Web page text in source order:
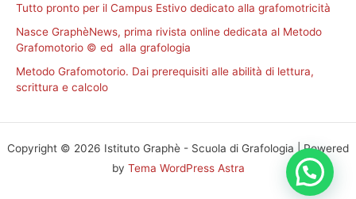
Tutto pronto per il Campus Estivo dedicato alla grafomotricità
Nasce GraphèNews, prima rivista online dedicata al Metodo
Grafomotorio © ed alla grafologia
Metodo Grafomotorio. Dai prerequisiti alle abilità di lettura,
scrittura e calcolo
Copyright © 2026 Istituto Graphè - Scuola di Grafologia | Powered
by Tema WordPress Astra